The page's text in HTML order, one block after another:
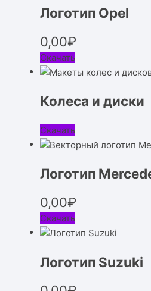
Логотип Opel
0,00₽
Скачать
Колеса и диски
Скачать
Логотип
0,00₽
Скачать
Логотип Suzuki